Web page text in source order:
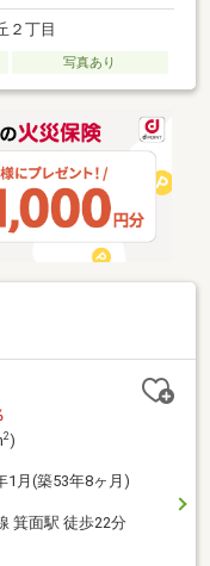
２丁目
写真あり
2)
1月(築53年8ヶ月)
箕面駅 徒歩22分